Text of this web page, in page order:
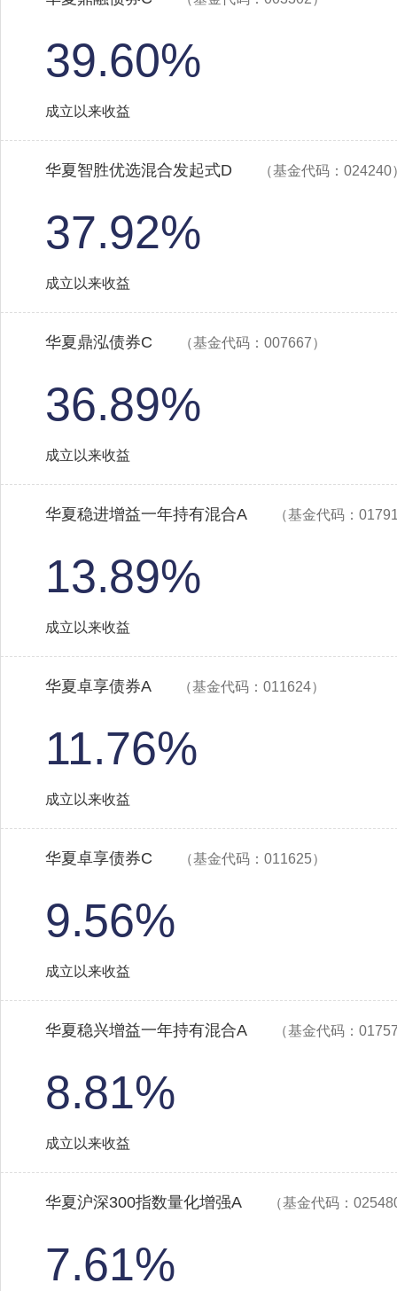
39.60%
成立以来收益
华夏智胜优选混合发起式D （基金代码：024240
37.92%
成立以来收益
华夏鼎泓债券C （基金代码：007667）
36.89%
成立以来收益
华夏稳进增益一年持有混合A （基金代码：
13.89%
成立以来收益
华夏卓享债券A （基金代码：011624）
11.76%
成立以来收益
华夏卓享债券C （基金代码：011625）
9.56%
成立以来收益
华夏稳兴增益一年持有混合A （基金代码：
8.81%
成立以来收益
华夏沪深300指数量化增强A （基金代码：
7.61%